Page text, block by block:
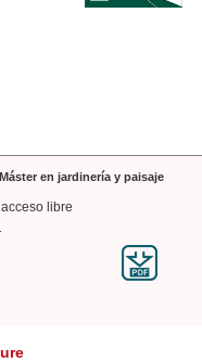
en jardinería y paisaje
libre